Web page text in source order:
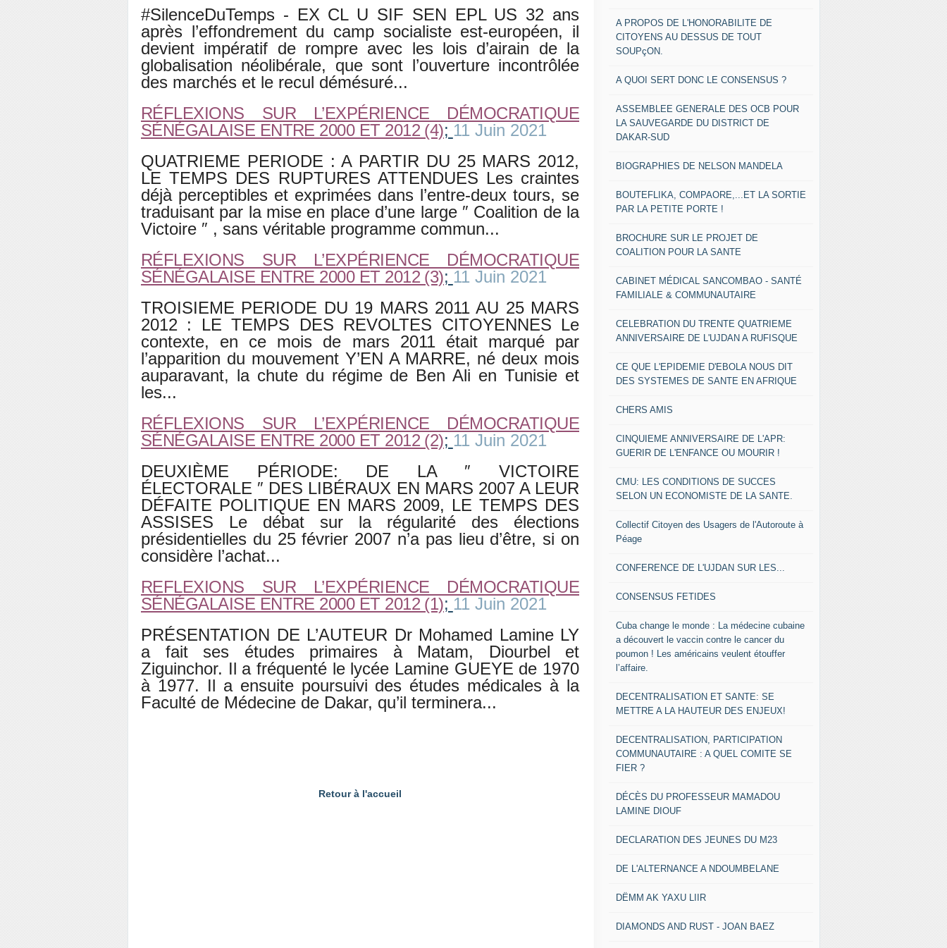
#SilenceDuTemps - EX CL U SIF SEN EPL US 32 ans
après l’effondrement du camp socialiste est-européen, il
devient impératif de rompre avec les lois d’airain de la
globalisation néolibérale, que sont l’ouverture incontrôlée
des marchés et le recul démésuré...
RÉFLEXIONS SUR L’EXPÉRIENCE DÉMOCRATIQUE
SÉNÉGALAISE ENTRE 2000 ET 2012 (4); 11 Juin 2021
QUATRIEME PERIODE : A PARTIR DU 25 MARS 2012,
LE TEMPS DES RUPTURES ATTENDUES Les craintes
déjà perceptibles et exprimées dans l’entre-deux tours, se
traduisant par la mise en place d’une large ″ Coalition de la
Victoire ″ , sans véritable programme commun...
RÉFLEXIONS SUR L’EXPÉRIENCE DÉMOCRATIQUE
SÉNÉGALAISE ENTRE 2000 ET 2012 (3); 11 Juin 2021
TROISIEME PERIODE DU 19 MARS 2011 AU 25 MARS
2012 : LE TEMPS DES REVOLTES CITOYENNES Le
contexte, en ce mois de mars 2011 était marqué par
l’apparition du mouvement Y’EN A MARRE, né deux mois
auparavant, la chute du régime de Ben Ali en Tunisie et
les...
RÉFLEXIONS SUR L’EXPÉRIENCE DÉMOCRATIQUE
SÉNÉGALAISE ENTRE 2000 ET 2012 (2); 11 Juin 2021
DEUXIÈME PÉRIODE: DE LA ″ VICTOIRE
ÉLECTORALE ″ DES LIBÉRAUX EN MARS 2007 A LEUR
DÉFAITE POLITIQUE EN MARS 2009, LE TEMPS DES
ASSISES Le débat sur la régularité des élections
présidentielles du 25 février 2007 n’a pas lieu d’être, si on
considère l’achat...
REFLEXIONS SUR L’EXPÉRIENCE DÉMOCRATIQUE
SÉNÉGALAISE ENTRE 2000 ET 2012 (1); 11 Juin 2021
PRÉSENTATION DE L’AUTEUR Dr Mohamed Lamine LY
a fait ses études primaires à Matam, Diourbel et
Ziguinchor. Il a fréquenté le lycée Lamine GUEYE de 1970
à 1977. Il a ensuite poursuivi des études médicales à la
Faculté de Médecine de Dakar, qu’il terminera...
Retour à l'accueil
A PROPOS DE L'HONORABILITE DE
CITOYENS AU DESSUS DE TOUT
SOUPçON.
A QUOI SERT DONC LE CONSENSUS ?
ASSEMBLEE GENERALE DES OCB POUR
LA SAUVEGARDE DU DISTRICT DE
DAKAR-SUD
BIOGRAPHIES DE NELSON MANDELA
BOUTEFLIKA, COMPAORE,...ET LA SORTIE
PAR LA PETITE PORTE !
BROCHURE SUR LE PROJET DE
COALITION POUR LA SANTE
CABINET MÉDICAL SANCOMBAO - SANTÉ
FAMILIALE & COMMUNAUTAIRE
CELEBRATION DU TRENTE QUATRIEME
ANNIVERSAIRE DE L'UJDAN A RUFISQUE
CE QUE L'EPIDEMIE D'EBOLA NOUS DIT
DES SYSTEMES DE SANTE EN AFRIQUE
CHERS AMIS
CINQUIEME ANNIVERSAIRE DE L'APR:
GUERIR DE L'ENFANCE OU MOURIR !
CMU: LES CONDITIONS DE SUCCES
SELON UN ECONOMISTE DE LA SANTE.
Collectif Citoyen des Usagers de l'Autoroute à
Péage
CONFERENCE DE L'UJDAN SUR LES...
CONSENSUS FETIDES
Cuba change le monde : La médecine cubaine
a découvert le vaccin contre le cancer du
poumon ! Les américains veulent étouffer
l’affaire.
DECENTRALISATION ET SANTE: SE
METTRE A LA HAUTEUR DES ENJEUX!
DECENTRALISATION, PARTICIPATION
COMMUNAUTAIRE : A QUEL COMITE SE
FIER ?
DÉCÈS DU PROFESSEUR MAMADOU
LAMINE DIOUF
DECLARATION DES JEUNES DU M23
DE L'ALTERNANCE A NDOUMBELANE
DËMM AK YAXU LIIR
DIAMONDS AND RUST - JOAN BAEZ